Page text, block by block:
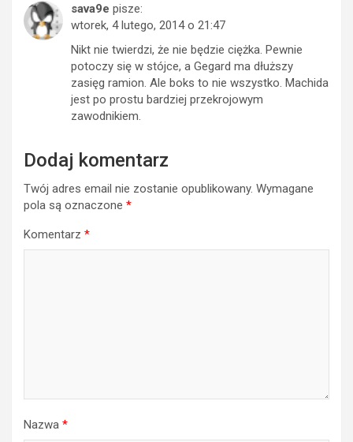
sava9e pisze:
wtorek, 4 lutego, 2014 o 21:47
Nikt nie twierdzi, że nie będzie ciężka. Pewnie
potoczy się w stójce, a Gegard ma dłuższy
zasięg ramion. Ale boks to nie wszystko. Machida
jest po prostu bardziej przekrojowym
zawodnikiem.
Dodaj komentarz
Twój adres email nie zostanie opublikowany. Wymagane
pola są oznaczone *
Komentarz *
Nazwa *